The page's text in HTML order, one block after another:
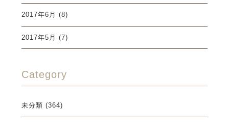
2017年6月 (8)
2017年5月 (7)
Category
未分類 (364)